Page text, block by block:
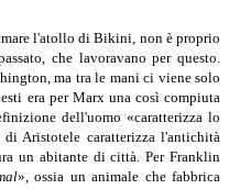
mare l'atollo di Bikini, non è proprio
che lavoravano per questo.
ma tra le mani ci viene solo
era per Marx una così compiuta
dell'uomo «caratterizza lo
Aristotele caratterizza l'antichità
un abitante di città. Per Franklin
», ossia un animale che fabbrica